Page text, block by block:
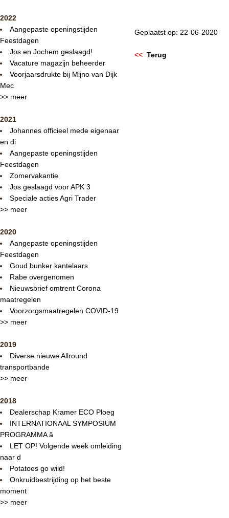
2022
Aangepaste openingstijden
Feestdagen
Jos en Jochem geslaagd!
Vacature magazijn beheerder
Voorjaarsdrukte bij Mijno van Dijk
Mec
>> meer
2021
Johannes officieel mede eigenaar
en di
Aangepaste openingstijden
Feestdagen
Zomervakantie
Jos geslaagd voor APK 3
Speciale acties Agri Trader
>> meer
2020
Aangepaste openingstijden
Feestdagen
Goud bunker kantelaars
Rabe overgenomen
Nieuwsbrief omtrent Corona
maatregelen
Voorzorgsmaatregelen COVID-19
>> meer
2019
Diverse nieuwe Allround
transportbande
>> meer
2018
Dealerschap Kramer ECO Ploeg
INTERNATIONAAL SYMPOSIUM
PROGRAMMA â
LET OP! Volgende week omleiding
naar d
Potatoes go wild!
Onkruidbestrijding op het beste
moment
>> meer
Geplaatst op: 22-06-2020
<< Terug